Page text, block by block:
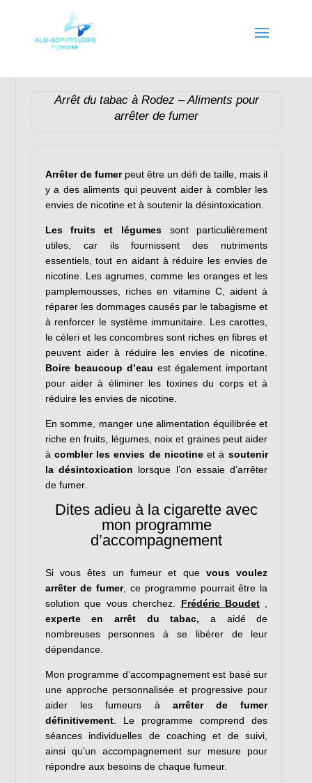
Arrêt du tabac à Rodez – Aliments pour
arrêter de fumer
Arrêter de fumerpeut être un défi de taille, mais il
y a des aliments qui peuvent aider à combler les
envies de nicotine et à soutenir la désintoxication.
Les fruits et légumessont particulièrement
utiles, car ils fournissent des nutriments
essentiels, tout en aidant à réduire les envies de
nicotine. Les agrumes, comme les oranges et les
pamplemousses, riches en vitamine C, aident à
réparer les dommages causés par le tabagisme et
à renforcer le système immunitaire. Les carottes,
le céleri et les concombres sont riches en fibres et
peuvent aider à réduire les envies de nicotine.
Boire beaucoup d’eau est également important
pour aider à éliminer les toxines du corps et à
réduire les envies de nicotine.
En somme, manger une alimentation équilibrée et
riche en fruits, légumes, noix et graines peut aider
à combler les envies de nicotineet à soutenir
la désintoxication lorsque l’on essaie d’arrêter
de fumer.
Dites adieu à la cigarette avec
mon programme
d’accompagnement
Si vous êtes un fumeur et quevous voulez
arrêter de fumer, ce programme pourrait être la
solution que vous cherchez. Frédéric Boudet
experte en arrêt du tabac,a aidé de
nombreuses personnes à se libérer de leur
dépendance.
Mon programme d’accompagnement est basé sur
une approche personnalisée et progressive pour
aider les fumeurs à arrêter de fumer
définitivement. Le programme comprend des
séances individuelles de coaching et de suivi,
ainsi qu’un accompagnement sur mesure pour
répondre aux besoins de chaque fumeur.